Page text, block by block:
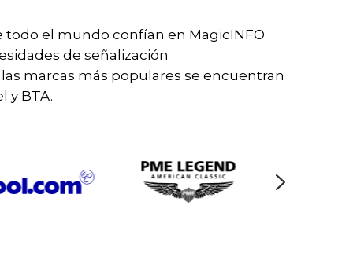
todo el mundo confían en MagicINFO
de señalización
marcas más populares se encuentran
y BTA.